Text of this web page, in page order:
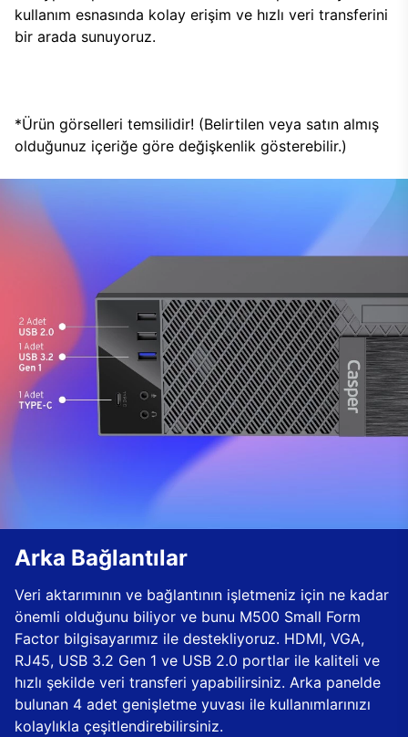
kullanım esnasında kolay erişim ve hızlı veri transferini
bir arada sunuyoruz.
*Ürün görselleri temsilidir! (Belirtilen veya satın almış
olduğunuz içeriğe göre değişkenlik gösterebilir.)
Arka Bağlantılar
Veri aktarımının ve bağlantının işletmeniz için ne kadar
önemli olduğunu biliyor ve bunu M500 Small Form
Factor bilgisayarımız ile destekliyoruz. HDMI, VGA,
RJ45, USB 3.2 Gen 1 ve USB 2.0 portlar ile kaliteli ve
hızlı şekilde veri transferi yapabilirsiniz. Arka panelde
bulunan 4 adet genişletme yuvası ile kullanımlarınızı
kolaylıkla çeşitlendirebilirsiniz.